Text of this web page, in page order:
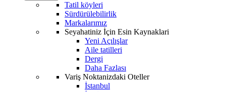
Tatil köyleri
Sürdürülebilirlik
Markalarımız
Seyahatiniz İçin Esin Kaynaklari
Yeni Açılışlar
Aile tatilleri
Dergi
Daha Fazlası
Variş Noktanizdaki Oteller
İstanbul